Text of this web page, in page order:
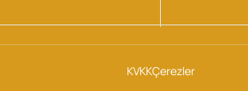
KVKKÇerezler